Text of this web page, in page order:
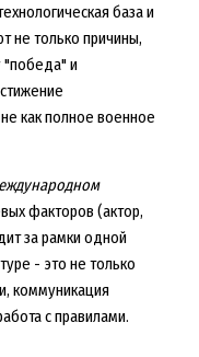
база и
только причины,
"победа" и
как полное военное
факторов (актор,
за рамки одной
- это не только
коммуникация
с правилами.